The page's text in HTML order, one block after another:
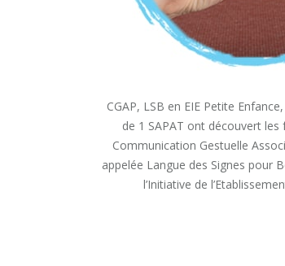
CGAP, LSB en EIE Petite
de 1 SAPAT ont découvert
Communication Gestuelle
appelée Langue des Signes pour
l’Initiative de